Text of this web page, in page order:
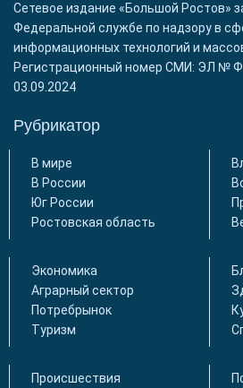
Сетевое издание «Большой Ростов»
Федеральной службе по надзору в
информационных технологий и
Регистрационный номер СМИ: ЭЛ №
03.09.2024
Рубрикатор
В мире
В России
Юг России
Ростовская область
Экономика
Аграрный сектор
Потребрынок
Туризм
Происшествия